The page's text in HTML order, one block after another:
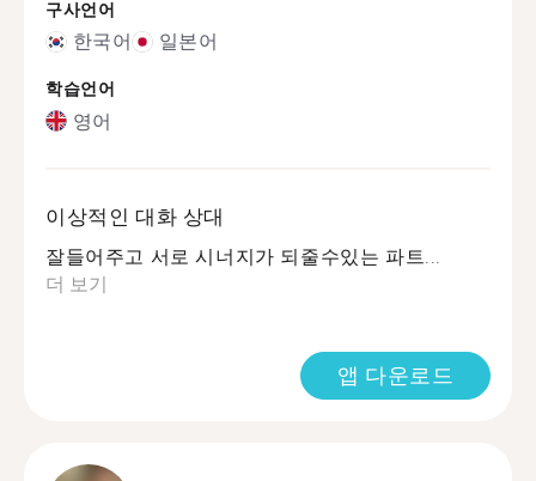
구사언어
한국어 일본어
학습언어
영어
이상적인 대화 상대
잘들어주고 서로 시너지가 되줄수있는 파트...
더 보기
앱 다운로드